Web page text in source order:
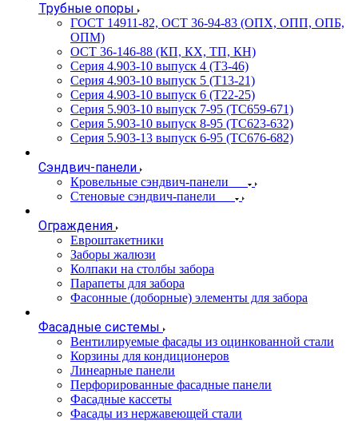
Трубные опоры
ГОСТ 14911-82, ОСТ 36-94-83 (ОПХ, ОПП, ОПБ,
ОПМ)
ОСТ 36-146-88 (КП, КХ, ТП, КН)
Серия 4.903-10 выпуск 4 (Т3-46)
Серия 4.903-10 выпуск 5 (Т13-21)
Серия 4.903-10 выпуск 6 (Т22-25)
Серия 5.903-10 выпуск 7-95 (ТС659-671)
Серия 5.903-10 выпуск 8-95 (ТС623-632)
Серия 5.903-13 выпуск 6-95 (ТС676-682)
Сэндвич-панели
Кровельные сэндвич-панели
Стеновые сэндвич-панели
Ограждения
Евроштакетники
Заборы жалюзи
Колпаки на столбы забора
Парапеты для забора
Фасонные (доборные) элементы для забора
Фасадные системы
Вентилируемые фасады из оцинкованной стали
Корзины для кондиционеров
Линеарные панели
Перфорированные фасадные панели
Фасадные кассеты
Фасады из нержавеющей стали